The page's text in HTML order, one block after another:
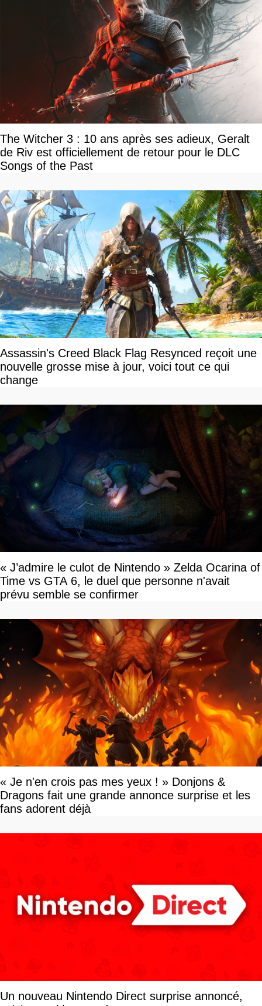
The Witcher 3 : 10 ans après ses adieux, Geralt
de Riv est officiellement de retour pour le DLC
Songs of the Past
Assassin's Creed Black Flag Resynced reçoit une
nouvelle grosse mise à jour, voici tout ce qui
change
« J’admire le culot de Nintendo » Zelda Ocarina of
Time vs GTA 6, le duel que personne n'avait
prévu semble se confirmer
« Je n'en crois pas mes yeux ! » Donjons &
Dragons fait une grande annonce surprise et les
fans adorent déjà
Un nouveau Nintendo Direct surprise annoncé,